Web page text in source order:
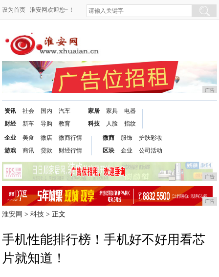
设为首页 淮安网欢迎您~！
广告
资讯
财经
社会
新车
国内
导购
汽车
教育
家居
科技
家具
人脸
电器
指纹
企业
游戏
美食
商讯
微店
贷款
微商行情
财经行情
微商
区块
服饰
企业
护肤彩妆
公司活动
广告
广告
淮安网 >科技 > 正文
手机性能排行榜！手机好不好用看芯
片就知道！